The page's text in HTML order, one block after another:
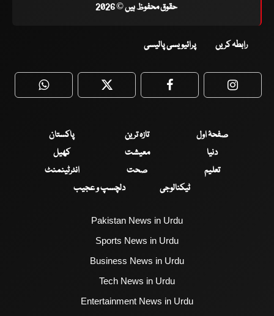
حقوق محفوظ ہیں © 2026
رابطہ کریں پرائیویسی پالیسی
WhatsApp Twitter Facebook
صفحۂ اول تازہ ترین
پاکستان
دنیا
معیشت
کھیل
تعلیم
صحت
انٹرٹینمنٹ
ٹیکنالوجی
دلچسپ و عجیب
Pakistan News in Urdu
Sports News in Urdu
Business News in Urdu
Tech News in Urdu
Entertainment News in Urdu